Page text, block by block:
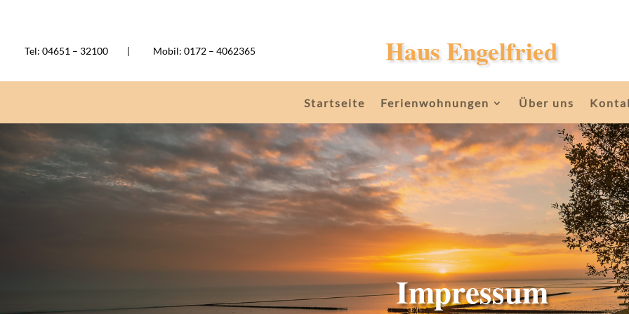
Tel: 04651 – 32100 | Mobil: 0172 – 4062365 Haus Engelfried
Startseite Ferienwohnungen Über uns
Impressum